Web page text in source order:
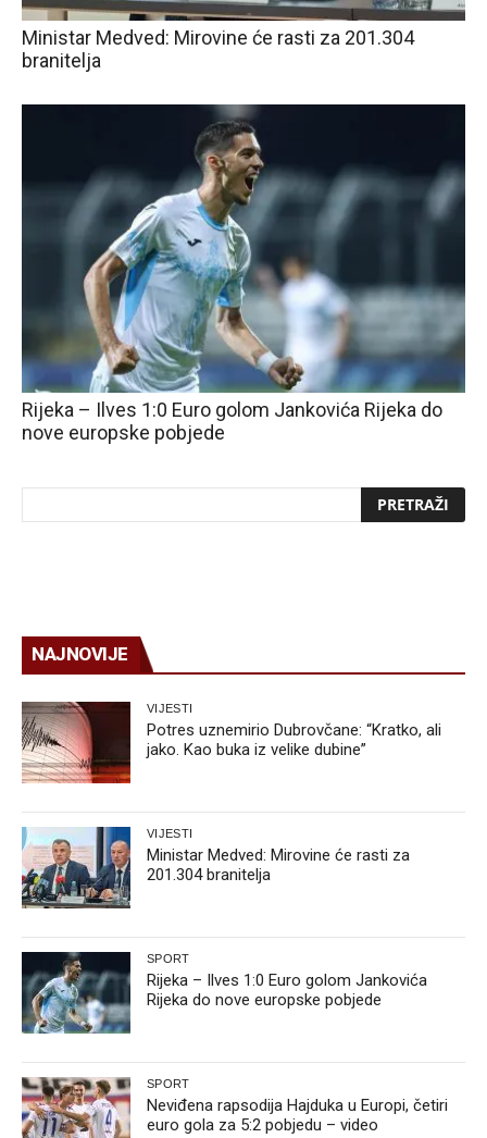
Ministar Medved: Mirovine će rasti za 201.304
branitelja
Rijeka – Ilves 1:0 Euro golom Jankovića Rijeka do
nove europske pobjede
NAJNOVIJE
VIJESTI
Potres uznemirio Dubrovčane: “Kratko, ali
jako. Kao buka iz velike dubine”
VIJESTI
Ministar Medved: Mirovine će rasti za
201.304 branitelja
SPORT
Rijeka – Ilves 1:0 Euro golom Jankovića
Rijeka do nove europske pobjede
SPORT
Neviđena rapsodija Hajduka u Europi, četiri
euro gola za 5:2 pobjedu – video